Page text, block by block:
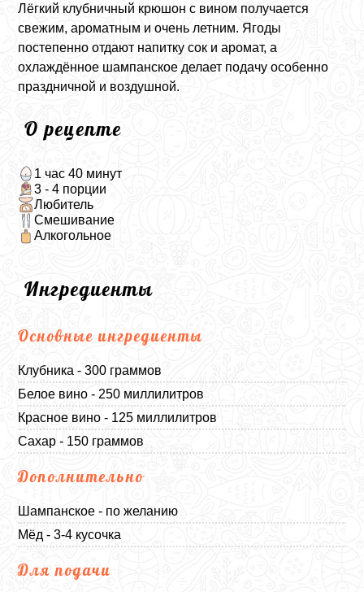
Лёгкий клубничный крюшон с вином получается
свежим, ароматным и очень летним. Ягоды
постепенно отдают напитку сок и аромат, а
охлаждённое шампанское делает подачу особенно
праздничной и воздушной.
О рецепте
1 час 40 минут
3 - 4 порции
Любитель
Смешивание
Алкогольное
Ингредиенты
Основные ингредиенты
Клубника - 300 граммов
Белое вино - 250 миллилитров
Красное вино - 125 миллилитров
Сахар - 150 граммов
Дополнительно
Шампанское - по желанию
Мёд - 3-4 кусочка
Для подачи